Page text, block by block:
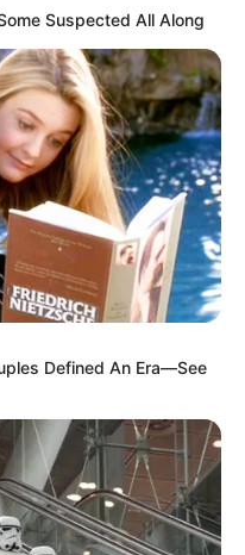
Suspected All Along
Defined An Era—See